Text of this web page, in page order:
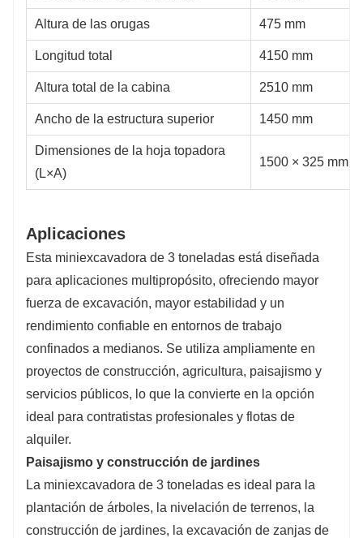
Altura de las orugas 475 mm
Longitud total 4150 mm
Altura total de la cabina 2510 mm
Ancho de la estructura superior 1450 mm
Dimensiones de la hoja topadora
(L×A)
1500 × 325 mm
Aplicaciones
Esta miniexcavadora de 3 toneladas está diseñada
para aplicaciones multipropósito, ofreciendo mayor
fuerza de excavación, mayor estabilidad y un
rendimiento confiable en entornos de trabajo
confinados a medianos. Se utiliza ampliamente en
proyectos de construcción, agricultura, paisajismo y
servicios públicos, lo que la convierte en la opción
ideal para contratistas profesionales y flotas de
alquiler.
Paisajismo y construcción de jardines
La miniexcavadora de 3 toneladas es ideal para la
plantación de árboles, la nivelación de terrenos, la
construcción de jardines, la excavación de zanjas de